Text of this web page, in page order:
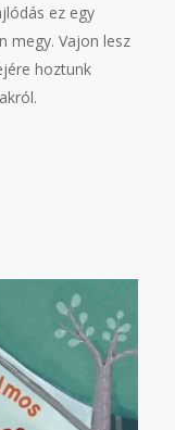
ez egy
megy. Vajon lesz
hoztunk